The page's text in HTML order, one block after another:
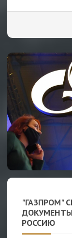
"ГАЗПРОМ"
РОССИЮ